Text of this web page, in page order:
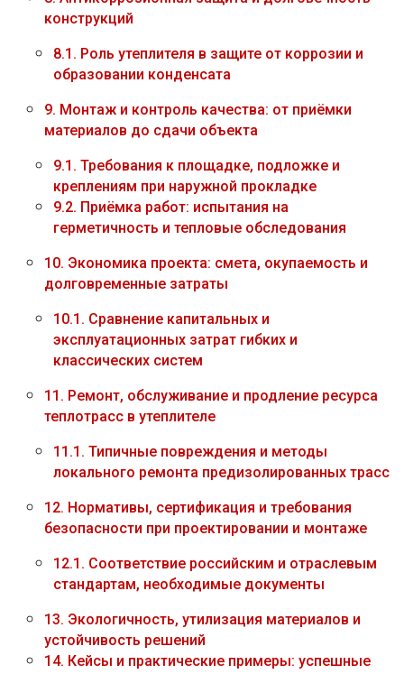
конструкций
8.1. Роль утеплителя в защите от коррозии и
образовании конденсата
9. Монтаж и контроль качества: от приёмки
материалов до сдачи объекта
9.1. Требования к площадке, подложке и
креплениям при наружной прокладке
9.2. Приёмка работ: испытания на
герметичность и тепловые обследования
10. Экономика проекта: смета, окупаемость и
долговременные затраты
10.1. Сравнение капитальных и
эксплуатационных затрат гибких и
классических систем
11. Ремонт, обслуживание и продление ресурса
теплотрасс в утеплителе
11.1. Типичные повреждения и методы
локального ремонта предизолированных трасс
12. Нормативы, сертификация и требования
безопасности при проектировании и монтаже
12.1. Соответствие российским и отраслевым
стандартам, необходимые документы
13. Экологичность, утилизация материалов и
устойчивость решений
14. Кейсы и практические примеры: успешные